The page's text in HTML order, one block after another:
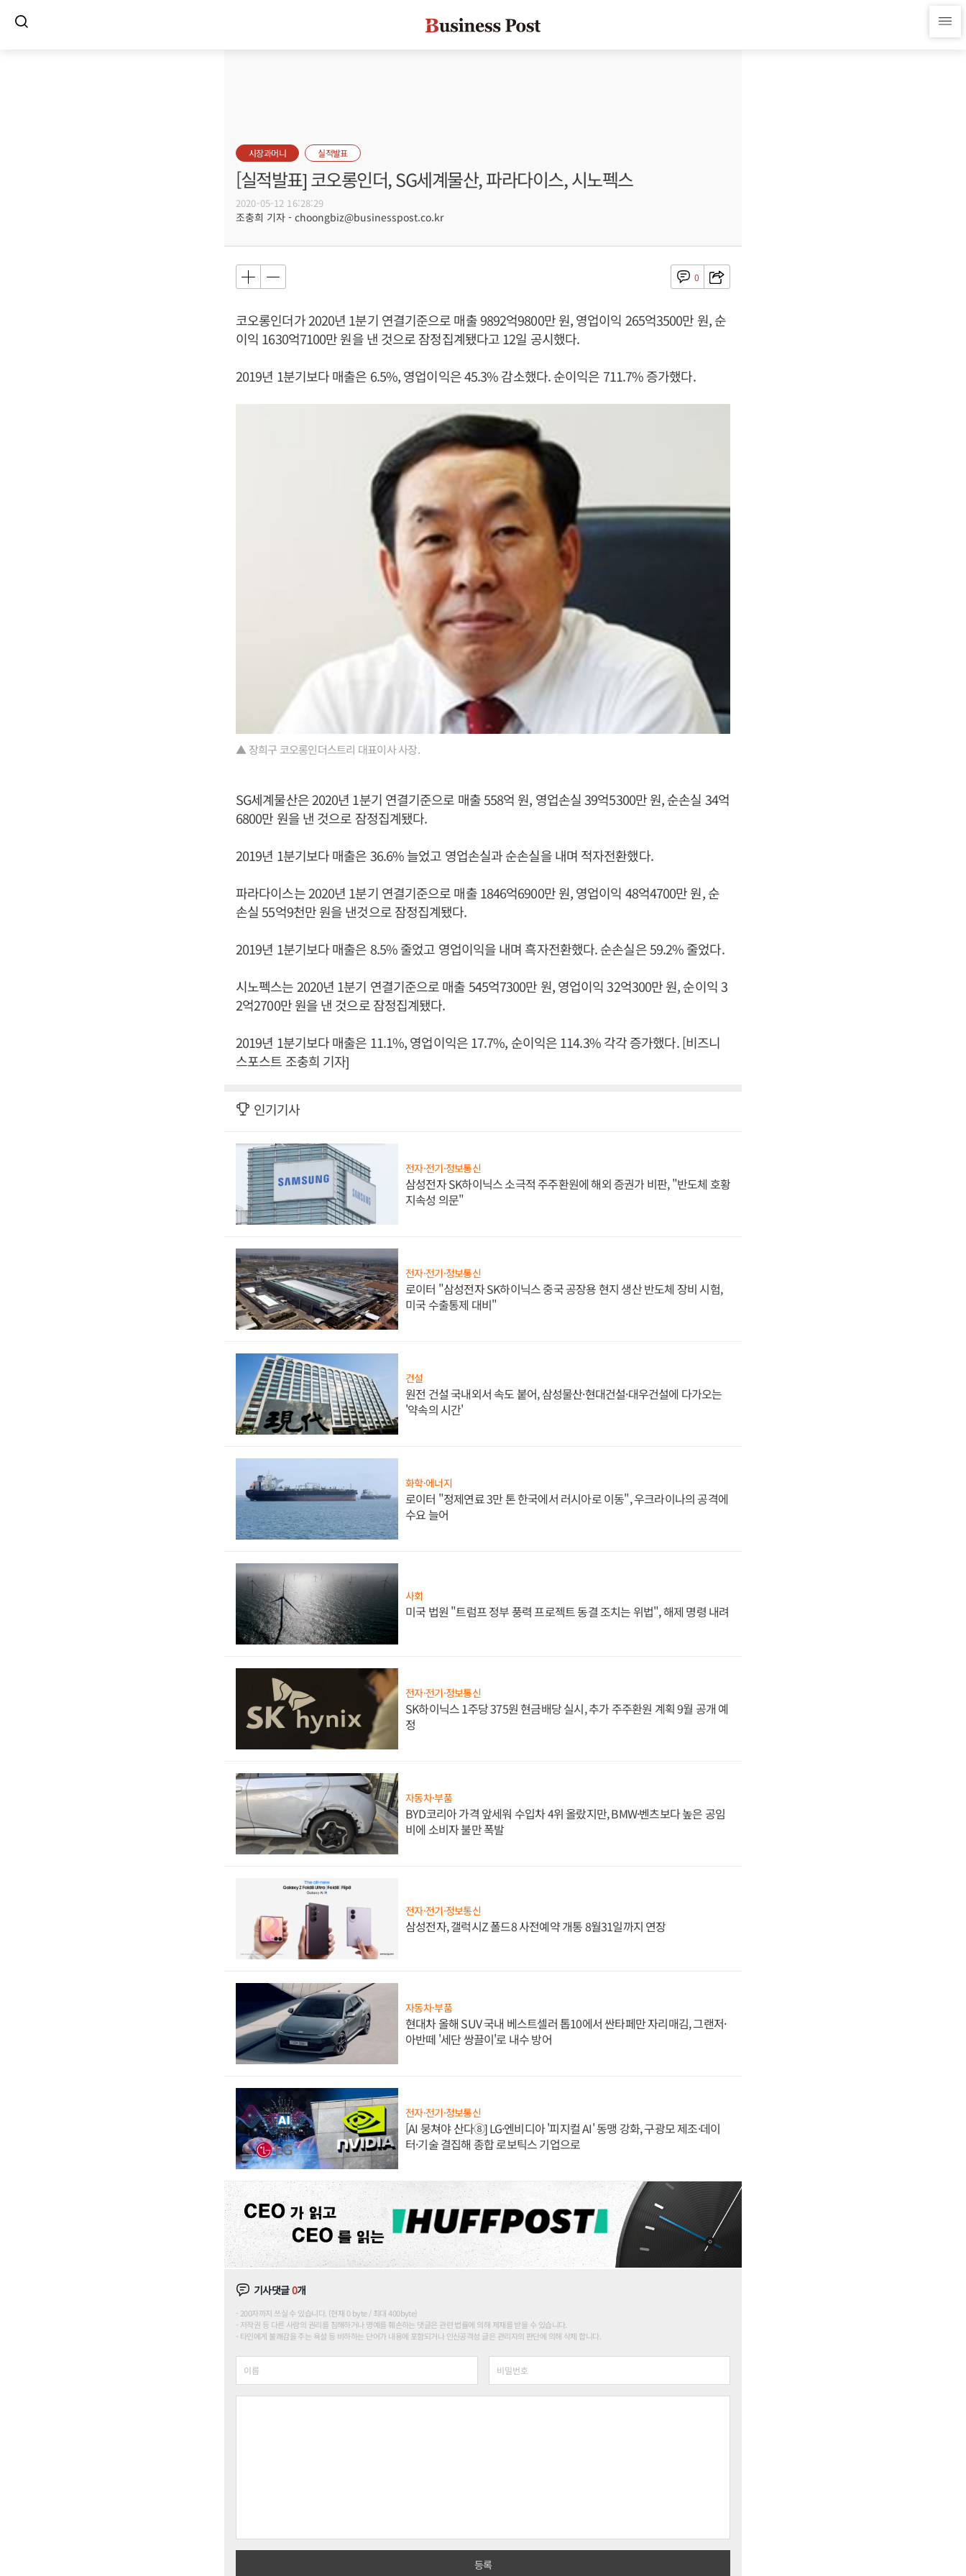
시장과머니 실적발표
[실적발표] 코오롱인더, SG세계물산, 파라다이스, 시노펙스
2020-05-12 16:28:29
조충희 기자 - choongbiz@businesspost.co.kr
0
코오롱인더가 2020년 1분기 연결기준으로 매출 9892억9800만 원, 영업이익 265억3500만 원, 순
이익 1630억7100만 원을 낸 것으로 잠정집계됐다고 12일 공시했다.
2019년 1분기보다 매출은 6.5%, 영업이익은 45.3% 감소했다. 순이익은 711.7% 증가했다.
▲ 장희구 코오롱인더스트리 대표이사 사장.
SG세계물산은 2020년 1분기 연결기준으로 매출 558억 원, 영업손실 39억5300만 원, 순손실 34억
6800만 원을 낸 것으로 잠정집계됐다.
2019년 1분기보다 매출은 36.6% 늘었고 영업손실과 순손실을 내며 적자전환했다.
파라다이스는 2020년 1분기 연결기준으로 매출 1846억6900만 원, 영업이익 48억4700만 원, 순
손실 55억9천만 원을 낸것으로 잠정집계됐다.
2019년 1분기보다 매출은 8.5% 줄었고 영업이익을 내며 흑자전환했다. 순손실은 59.2% 줄었다.
시노펙스는 2020년 1분기 연결기준으로 매출 545억7300만 원, 영업이익 32억300만 원, 순이익 3
2억2700만 원을 낸 것으로 잠정집계됐다.
2019년 1분기보다 매출은 11.1%, 영업이익은 17.7%, 순이익은 114.3% 각각 증가했다. [비즈니
스포스트 조충희 기자]
인기기사
전자·전기·정보통신
삼성전자 SK하이닉스 소극적 주주환원에 해외 증권가 비판, "반도체 호황
지속성 의문"
전자·전기·정보통신
로이터 "삼성전자 SK하이닉스 중국 공장용 현지 생산 반도체 장비 시험,
미국 수출통제 대비"
건설
원전 건설 국내외서 속도 붙어, 삼성물산·현대건설·대우건설에 다가오는
'약속의 시간'
화학·에너지
로이터 "정제연료 3만 톤 한국에서 러시아로 이동", 우크라이나의 공격에
수요 늘어
사회
미국 법원 "트럼프 정부 풍력 프로젝트 동결 조치는 위법", 해제 명령 내려
전자·전기·정보통신
SK하이닉스 1주당 375원 현금배당 실시, 추가 주주환원 계획 9월 공개 예
정
자동차·부품
BYD코리아 가격 앞세워 수입차 4위 올랐지만, BMW·벤츠보다 높은 공임
비에 소비자 불만 폭발
전자·전기·정보통신
삼성전자, 갤럭시Z 폴드8 사전예약 개통 8월31일까지 연장
자동차·부품
현대차 올해 SUV 국내 베스트셀러 톱10에서 싼타페만 자리매김, 그랜저·
아반떼 '세단 쌍끌이'로 내수 방어
전자·전기·정보통신
[AI 뭉쳐야 산다⑧] LG·엔비디아 '피지컬 AI' 동맹 강화, 구광모 제조·데이
터·기술 결집해 종합 로보틱스 기업으로
기사댓글0개
200자까지 쓰실 수 있습니다. (현재 0 byte / 최대 400byte)
저작권 등 다른 사람의 권리를 침해하거나 명예를 훼손하는 댓글은 관련 법률에 의해 제재를 받을 수 있습니다.
타인에게 불쾌감을 주는 욕설 등 비하하는 단어가 내용에 포함되거나 인신공격성 글은 관리자의 판단에 의해 삭제 합니다.